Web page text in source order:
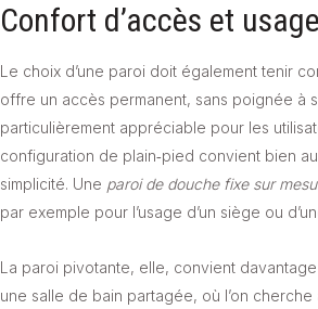
Confort d’accès et
Le choix d’une paroi doit également tenir
offre un accès permanent, sans poignée à
particulièrement appréciable pour les
configuration de plain‑pied convient bien
simplicité. Une paroi de douche fixe sur
par exemple pour l’usage d’un siège ou
La paroi pivotante, elle, convient
une salle de bain partagée, où l’on